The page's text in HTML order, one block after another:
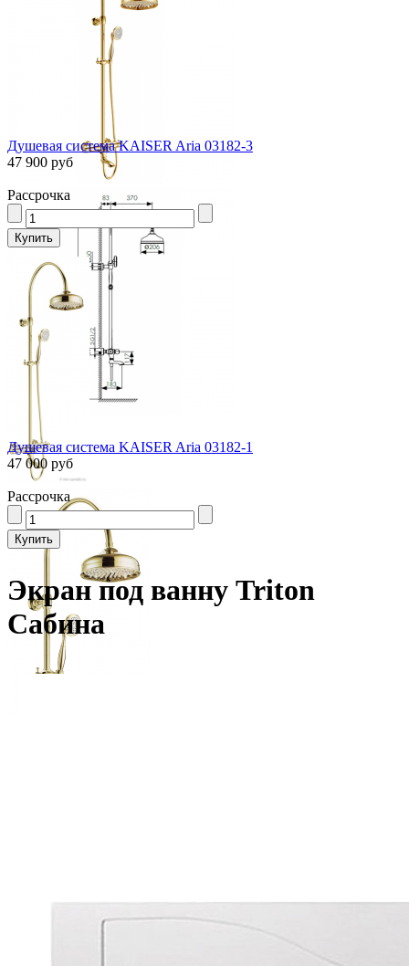
Душевая система KAISER Aria 03182-3
47 900 руб
Рассрочка
Душевая система KAISER Aria 03182-1
47 000 руб
Рассрочка
Экран под ванну Triton
Сабина